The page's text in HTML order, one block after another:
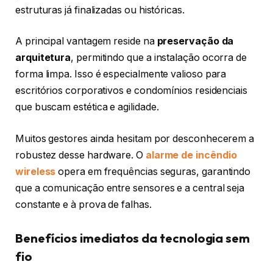
estruturas já finalizadas ou históricas.
A principal vantagem reside na preservação da
arquitetura, permitindo que a instalação ocorra de
forma limpa. Isso é especialmente valioso para
escritórios corporativos e condomínios residenciais
que buscam estética e agilidade.
Muitos gestores ainda hesitam por desconhecerem a
robustez desse hardware. O alarme de incêndio
wireless opera em frequências seguras, garantindo
que a comunicação entre sensores e a central seja
constante e à prova de falhas.
Benefícios imediatos da tecnologia sem
fio